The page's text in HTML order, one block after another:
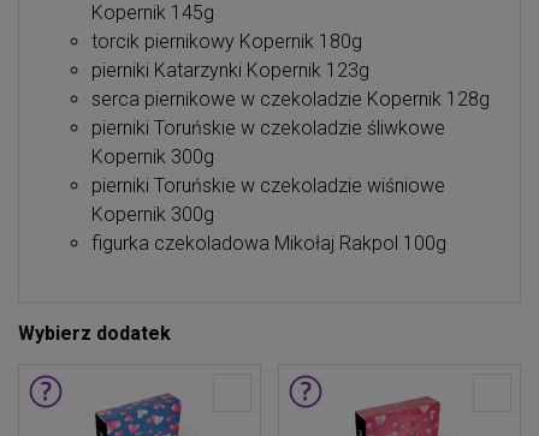
Kopernik 145g
torcik piernikowy Kopernik 180g
pierniki Katarzynki Kopernik 123g
serca piernikowe w czekoladzie Kopernik 128g
pierniki Toruńskie w czekoladzie śliwkowe
Kopernik 300g
pierniki Toruńskie w czekoladzie wiśniowe
Kopernik 300g
figurka czekoladowa Mikołaj Rakpol 100g
Wybierz dodatek